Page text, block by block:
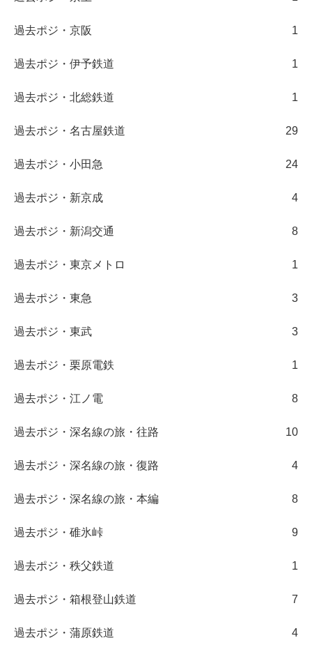
過去ポジ・京阪 1
過去ポジ・伊予鉄道 1
過去ポジ・北総鉄道 1
過去ポジ・名古屋鉄道 29
過去ポジ・小田急 24
過去ポジ・新京成 4
過去ポジ・新潟交通 8
過去ポジ・東京メトロ 1
過去ポジ・東急 3
過去ポジ・東武 3
過去ポジ・栗原電鉄 1
過去ポジ・江ノ電 8
過去ポジ・深名線の旅・往路 10
過去ポジ・深名線の旅・復路 4
過去ポジ・深名線の旅・本編 8
過去ポジ・碓氷峠 9
過去ポジ・秩父鉄道 1
過去ポジ・箱根登山鉄道 7
過去ポジ・蒲原鉄道 4